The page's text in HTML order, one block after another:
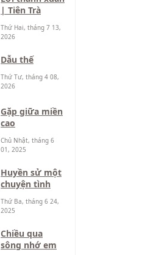
| Tiên Trà
Thứ Hai, tháng 7 13,
2026
Dẫu thế
Thứ Tư, tháng 4 08,
2026
Gặp giữa miền
cao
Chủ Nhật, tháng 6
01, 2025
Huyền sử một
chuyện tình
Thứ Ba, tháng 6 24,
2025
Chiều qua
sông nhớ em